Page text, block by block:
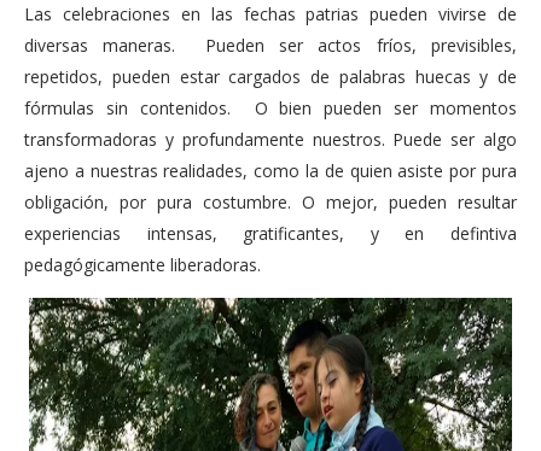
Las celebraciones en las fechas patrias pueden vivirse de
diversas maneras. Pueden ser actos fríos, previsibles,
repetidos, pueden estar cargados de palabras huecas y de
fórmulas sin contenidos. O bien pueden ser momentos
transformadoras y profundamente nuestros. Puede ser algo
ajeno a nuestras realidades, como la de quien asiste por pura
obligación, por pura costumbre. O mejor, pueden resultar
experiencias intensas, gratificantes, y en defintiva
pedagógicamente liberadoras.